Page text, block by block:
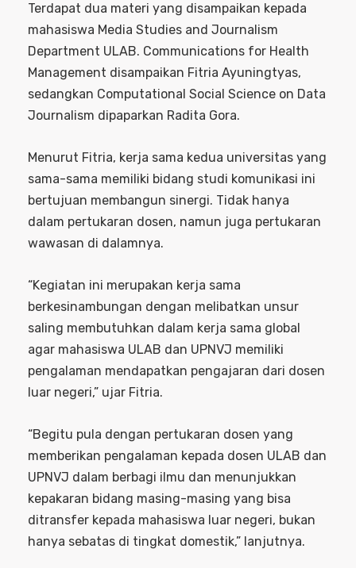
Terdapat dua materi yang disampaikan kepada
mahasiswa Media Studies and Journalism
Department ULAB. Communications for Health
Management disampaikan Fitria Ayuningtyas,
sedangkan Computational Social Science on Data
Journalism dipaparkan Radita Gora.
Menurut Fitria, kerja sama kedua universitas yang
sama-sama memiliki bidang studi komunikasi ini
bertujuan membangun sinergi. Tidak hanya
dalam pertukaran dosen, namun juga pertukaran
wawasan di dalamnya.
“Kegiatan ini merupakan kerja sama
berkesinambungan dengan melibatkan unsur
saling membutuhkan dalam kerja sama global
agar mahasiswa ULAB dan UPNVJ memiliki
pengalaman mendapatkan pengajaran dari dosen
luar negeri,” ujar Fitria.
“Begitu pula dengan pertukaran dosen yang
memberikan pengalaman kepada dosen ULAB dan
UPNVJ dalam berbagi ilmu dan menunjukkan
kepakaran bidang masing-masing yang bisa
ditransfer kepada mahasiswa luar negeri, bukan
hanya sebatas di tingkat domestik,” lanjutnya.